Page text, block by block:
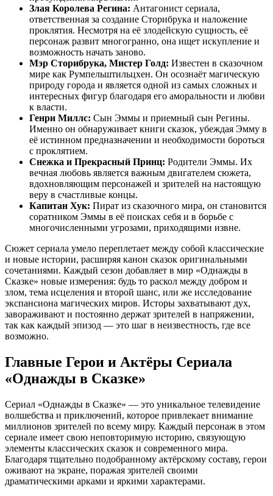
Злая Королева Регина: Антагонист сериала,
ответственная за создание Сторибрука и наложение
проклятия. Несмотря на её злодейскую сущность, её
персонаж развит многогранно, она ищет искупление и
возможность начать заново.
Мэр Сторибрука, Мистер Голд: Известен в сказочном
мире как Румпельштильцхен. Он осознаёт магическую
природу города и является одной из самых сложных и
интересных фигур благодаря его аморальности и любви
к власти.
Генри Миллс: Сын Эммы и приемный сын Регины.
Именно он обнаруживает книги сказок, убеждая Эмму в
её истинном предназначении и необходимости бороться
с проклятием.
Снежка и Прекрасный Принц: Родители Эммы. Их
вечная любовь является важным двигателем сюжета,
вдохновляющим персонажей и зрителей на настоящую
веру в счастливые концы.
Капитан Хук: Пират из сказочного мира, он становится
соратником Эммы в её поисках себя и в борьбе с
многочисленными угрозами, приходящими извне.
Сюжет сериала умело переплетает между собой классические
и новые истории, расширяя канон сказок оригинальными
сочетаниями. Каждый сезон добавляет в мир «Однажды в
Сказке» новые измерения: будь то раскол между добром и
злом, тема исцеления и второй шанс, или же исследование
экспансиона магических миров. Исторы захватывают дух,
завораживают и постоянно держат зрителей в напряжении,
так как каждый эпизод — это шаг в неизвестность, где все
возможно.
Главные Герои и Актёры Сериала
«Однажды в Сказке»
Сериал «Однажды в Сказке» — это уникальное телевидение
волшебства и приключений, которое привлекает внимание
миллионов зрителей по всему миру. Каждый персонаж в этом
сериале имеет свою неповторимую историю, связующую
элементы классических сказок и современного мира.
Благодаря тщательно подобранному актёрскому составу, герои
оживают на экране, поражая зрителей своими
драматическими арками и яркими характерами.